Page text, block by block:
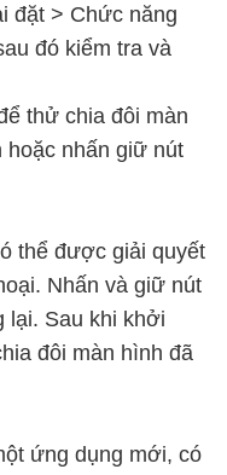
đặt > Chức năng
đó kiểm tra và
thử chia đôi màn
hoặc nhấn giữ nút
thể được giải quyết
Nhấn và giữ nút
lại. Sau khi khởi
đôi màn hình đã
ứng dụng mới, có